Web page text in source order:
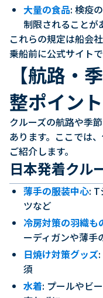
大量の食品: 検疫
制限されることが
これらの規定は船会
乗船前に公式サイト
【航路・
整ポイント
クルーズの航路や季
あります。ここでは
ご紹介します。
日本発着クル
薄手の服装中心: T
ツなど
冷房対策の羽織も
ーディガンや薄手
日焼け対策グッズ
須
水着: プールやビ